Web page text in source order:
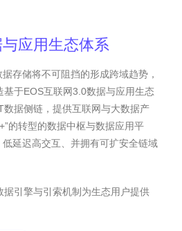
应用生态体系
存储将不可阻挡的形成跨域趋势，
于EOS互联网3.0数据与应用生态
数据侧链，提供互联网与大数据产
的转型的数据中枢与数据应用平
延迟高交互、并拥有可扩安全链域
引擎与引索机制为生态用户提供